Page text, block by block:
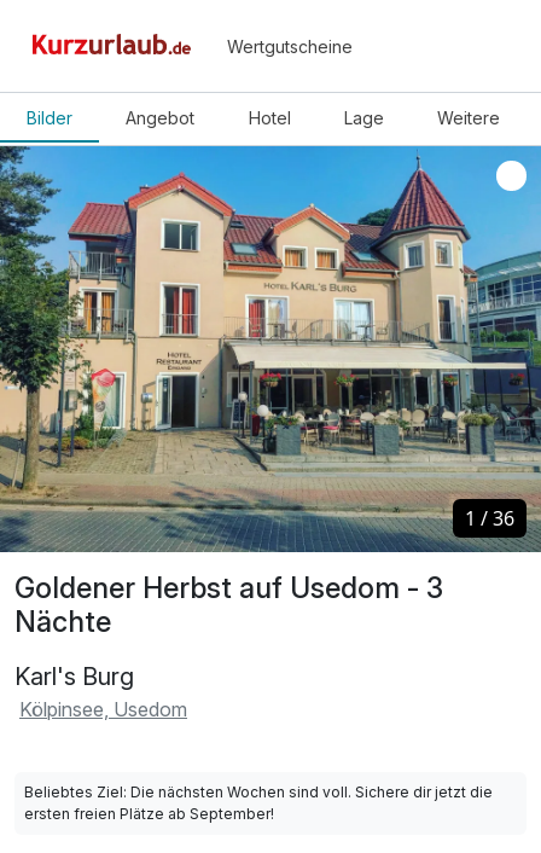
Wertgutscheine
Bilder Angebot Hotel Lage Weitere
Goldener Herbst auf Usedom - 3
Nächte
Karl's Burg
Kölpinsee, Usedom
1 /36
1 /36
Beliebtes Ziel: Die nächsten Wochen sind voll. Sichere dir jetzt die
ersten freien Plätze ab September!